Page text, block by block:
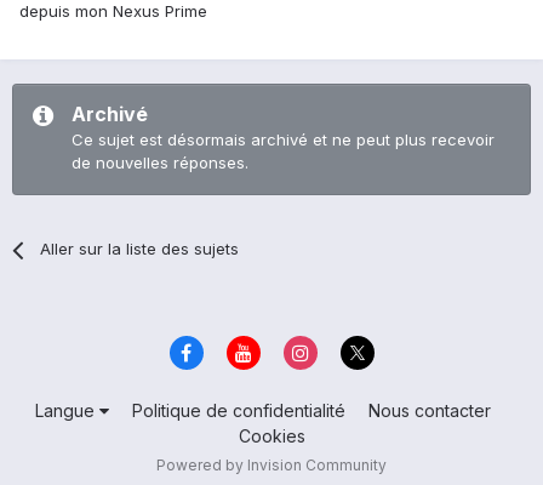
depuis mon Nexus Prime
Archivé
Ce sujet est désormais archivé et ne peut plus recevoir
de nouvelles réponses.
Aller sur la liste des sujets
Langue Politique de confidentialité
Nous contacter
Cookies
Powered by Invision Community